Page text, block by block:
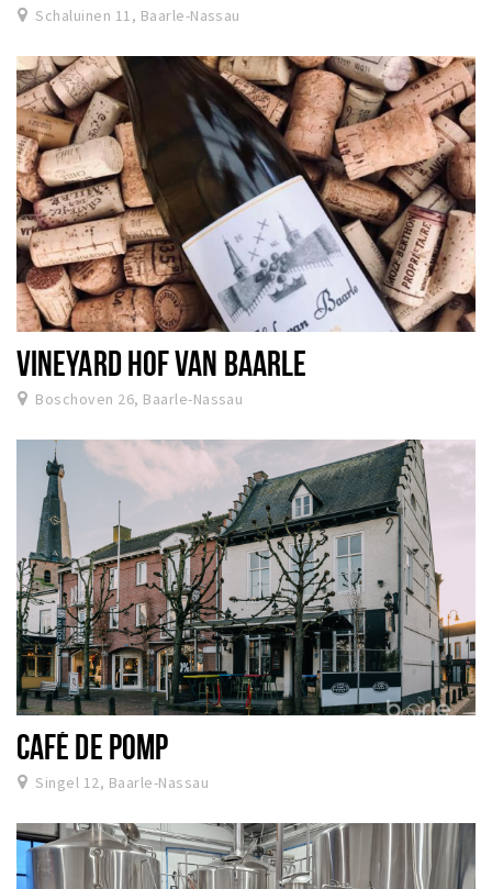
Schaluinen 11, Baarle-Nassau
VINEYARD HOF VAN BAARLE
Boschoven 26, Baarle-Nassau
CAFÉ DE POMP
Singel 12, Baarle-Nassau